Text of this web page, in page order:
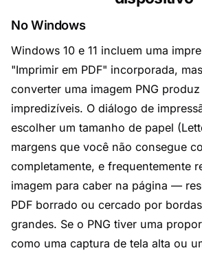
No Windows
Windows 10 e 11 incluem uma
"Imprimir em PDF" incorporada,
converter uma imagem PNG
impredizíveis. O diálogo de
escolher um tamanho de papel
margens que você não consegue
completamente, e frequentemente
imagem para caber na página —
PDF borrado ou cercado por
grandes. Se o PNG tiver uma
como uma captura de tela alta ou